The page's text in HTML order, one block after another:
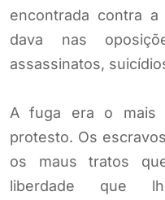
encontrada contra
dava nas
assassinatos,
A fuga era o mais
protesto. Os
os maus tratos
liberdade que